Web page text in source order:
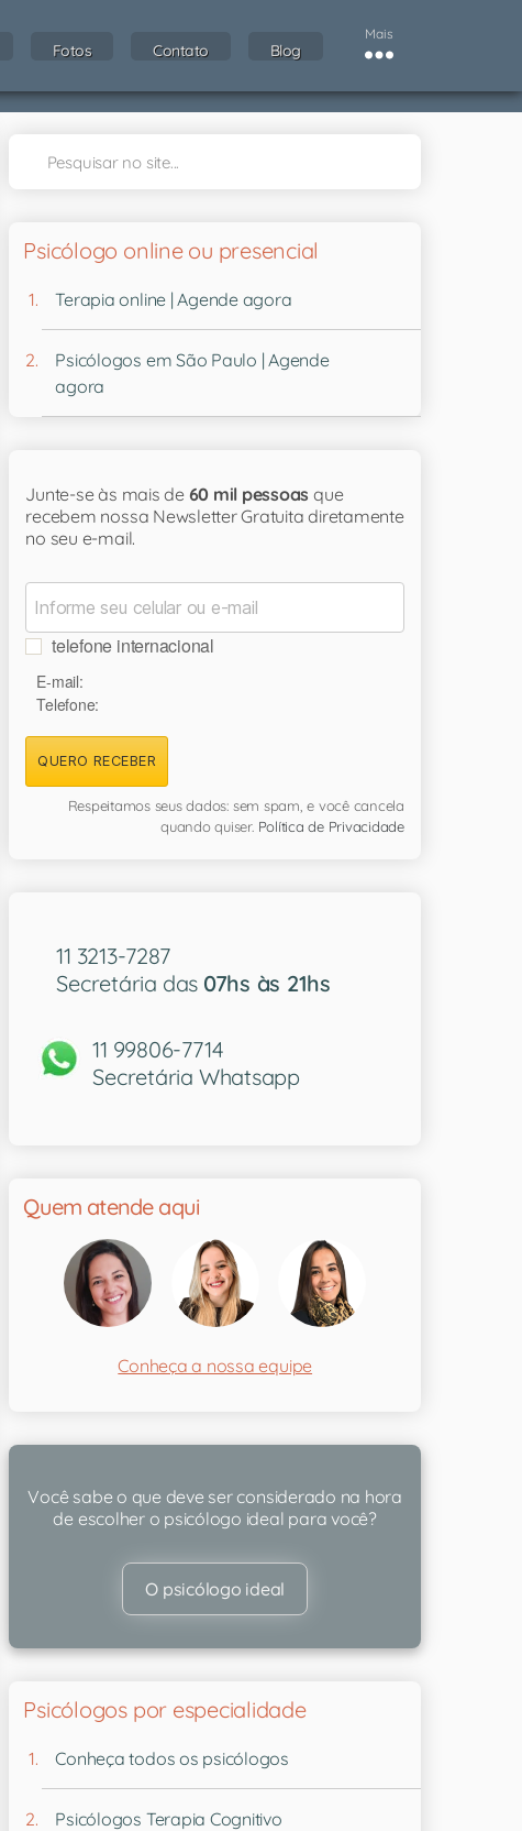
Fotos Contato Blog
Mais
Psicólogo online ou presencial
Terapia online | Agende agora
Psicólogos em São Paulo | Agende
agora
Junte-se às mais de 60 mil pessoas que
recebem nossa Newsletter Gratuita diretamente
no seu e-mail.
telefone internacional
E-mail:
Telefone:
QUERO RECEBER
Respeitamos seus dados: sem spam, e você cancela
quando quiser. Política de Privacidade
11 3213-7287
Secretária das 07hs às 21hs
11 99806-7714
Secretária Whatsapp
Quem atende aqui
Conheça a nossa equipe
Você sabe o que deve ser considerado na hora
de escolher o psicólogo ideal para você?
O psicólogo ideal
Psicólogos por especialidade
Conheça todos os psicólogos
Psicólogos Terapia Cognitivo